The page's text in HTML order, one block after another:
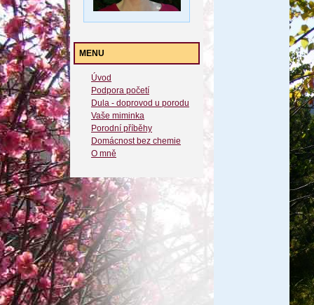
MENU
Úvod
Podpora početí
Dula - doprovod u porodu
Vaše miminka
Porodní příběhy
Domácnost bez chemie
O mně